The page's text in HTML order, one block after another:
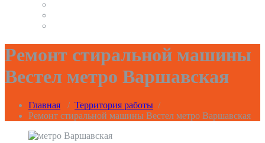
Ремонт стиральной машины
Вестел метро Варшавская
Главная / Территория работы /
Ремонт стиральной машины Вестел метро Варшавская